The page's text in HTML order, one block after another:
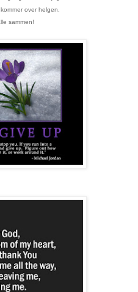
over helgen.
sammen!